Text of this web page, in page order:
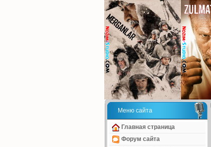
Меню сайта
Главная страница
Форум сайта